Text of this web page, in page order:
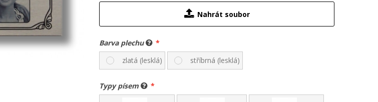
Nahrát soubor
Barva plechu
zlatá (lesklá)
stříbrná (lesklá)
Typy písem